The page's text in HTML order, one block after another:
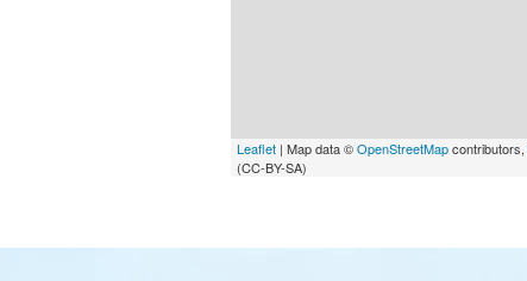
Leaflet| Map data ©OpenStreetMapcontributors,
(CC-BY-SA)